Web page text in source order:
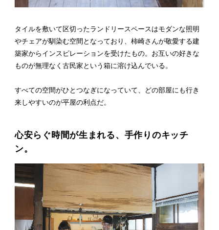
タイルを敷いて区切ったランドリースペースはモダンな照明
やチェアが馴染む空間となっており、柿崎さんが敬愛する建
築家からインスピレーションを受けたもの。お互いの好きな
ものが無理なく古民家という箱に溶け込んでいる。
すべての空間がひとつなぎになっていて、どの部屋にも行き
来しやすいのが平屋の利点だ。
心安らぐ時間が生まれる、手作りのキッチ
ン。